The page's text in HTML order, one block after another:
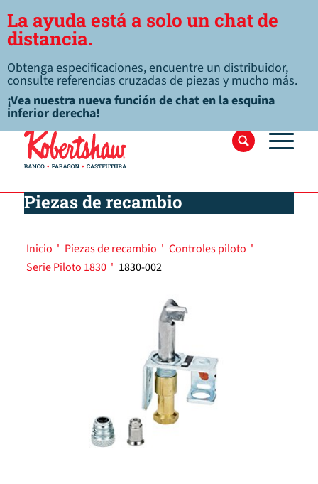
La ayuda está a solo un chat de
distancia.
Obtenga especificaciones, encuentre un distribuidor,
consulte referencias cruzadas de piezas y mucho más.
¡Vea nuestra nueva función de chat en la esquina
inferior derecha!
Piezas de recambio
Inicio ' Piezas de recambio ' Controles piloto '
Serie Piloto 1830 ' 1830-002